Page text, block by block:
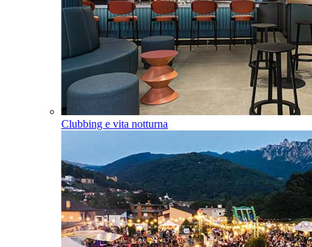
Clubbing e vita notturna